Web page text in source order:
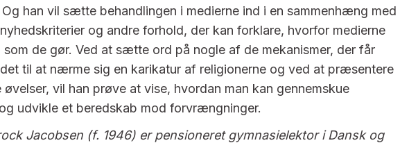
Og han vil sætte behandlingen i medierne ind i en sammenhæng med
og andre forhold, der kan forklare, hvorfor medierne
som de gør. Ved at sætte ord på nogle af de mekanismer, der får
til at nærme sig en karikatur af religionerne og ved at præsentere
øvelser, vil han prøve at vise, hvordan man kan gennemskue
udvikle et beredskab mod forvrængninger.
Jacobsen (f. 1946) er pensioneret gymnasielektor i Dansk og